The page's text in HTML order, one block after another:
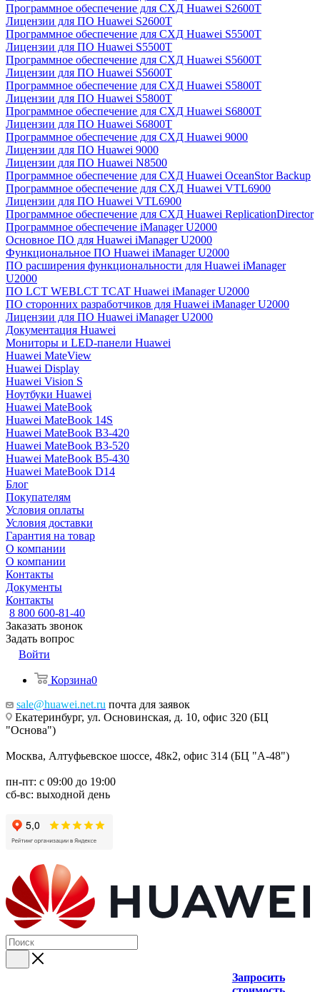
Программное обеспечение для СХД Huawei S2600T
Лицензии для ПО Huawei S2600T
Программное обеспечение для СХД Huawei S5500T
Лицензии для ПО Huawei S5500T
Программное обеспечение для СХД Huawei S5600T
Лицензии для ПО Huawei S5600T
Программное обеспечение для СХД Huawei S5800T
Лицензии для ПО Huawei S5800T
Программное обеспечение для СХД Huawei S6800T
Лицензии для ПО Huawei S6800T
Программное обеспечение для СХД Huawei 9000
Лицензии для ПО Huawei 9000
Лицензии для ПО Huawei N8500
Программное обеспечение для СХД Huawei OceanStor Backup
Программное обеспечение для СХД Huawei VTL6900
Лицензии для ПО Huawei VTL6900
Программное обеспечение для СХД Huawei ReplicationDirector
Программное обеспечение iManager U2000
Основное ПО для Huawei iManager U2000
Функциональное ПО Huawei iManager U2000
ПО расширения функциональности для Huawei iManager
U2000
ПО LCT WEBLCT TCAT Huawei iManager U2000
ПО сторонних разработчиков для Huawei iManager U2000
Лицензии для ПО Huawei iManager U2000
Документация Huawei
Мониторы и LED-панели Huawei
Huawei MateView
Huawei Display
Huawei Vision S
Ноутбуки Huawei
Huawei MateBook
Huawei MateBook 14S
Huawei MateBook B3-420
Huawei MateBook B3-520
Huawei MateBook B5-430
Huawei MateBook D14
Блог
Покупателям
Условия оплаты
Условия доставки
Гарантия на товар
О компании
О компании
Контакты
Документы
Контакты
8 800 600-81-40
Заказать звонок
Задать вопрос
Войти
Корзина0
sale@huawei.net.ru почта для заявок
Екатеринбург, ул. Основинская, д. 10, офис 320 (БЦ
"Основа")
Москва, Алтуфьевское шоссе, 48к2, офис 314 (БЦ "А-48")
пн-пт: с 09:00 до 19:00
сб-вс: выходной день
Запросить